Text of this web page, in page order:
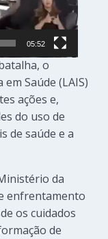
05:52
o
Saúde (LAIS)
ações e,
do uso de
de saúde e a
da
enfrentamento
os cuidados
de